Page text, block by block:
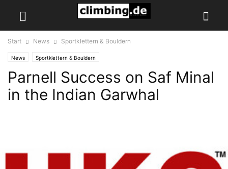
Start News Sportklettern & Bouldern
News Sportklettern & Bouldern
Parnell Success on Saf Minal
in the Indian Garwhal